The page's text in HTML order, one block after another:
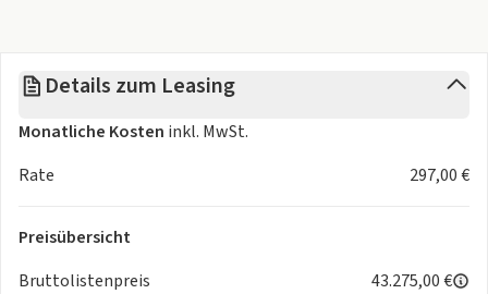
Assistenzpaket IQ.DRIVE
Ausparkassistent
Berganfahrassistent
Front Assist
Kopfairbags vorn und hinten, Seitenairbags vorn, Center-
Details zum Leasing
Monatliche Kosten inkl. MwSt.
Rate
297,00 €
Preisübersicht
Bruttolistenpreis
43.275,00 €